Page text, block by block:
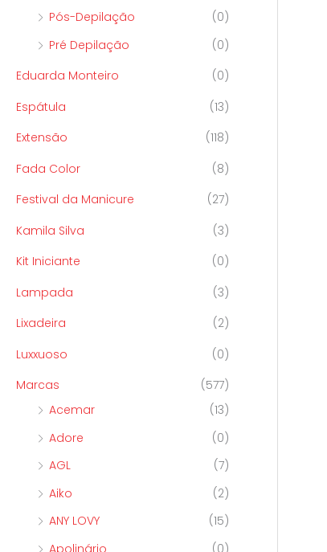
Pós-Depilação
(0)
Pré Depilação
(0)
Eduarda Monteiro
(0)
Espátula
(13)
Extensão
(118)
Fada Color
(8)
Festival da Manicure
(27)
Kamila Silva
(3)
Kit Iniciante
(0)
Lampada
(3)
Lixadeira
(2)
Luxxuoso
(0)
Marcas
(577)
Acemar
(13)
Adore
(0)
AGL
(7)
Aiko
(2)
ANY LOVY
(15)
Apolinário
(0)